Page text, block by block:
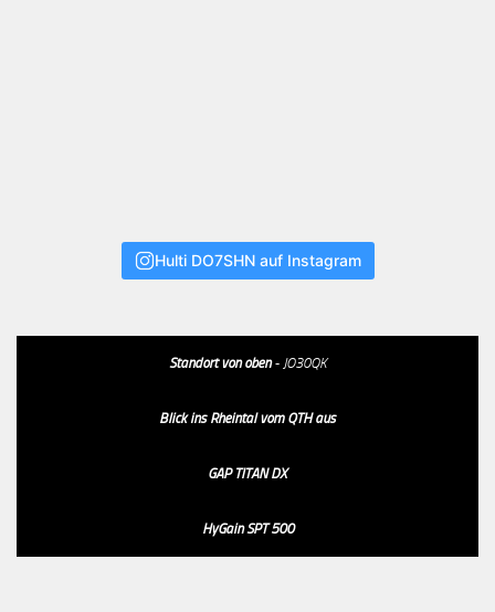
Hulti DO7SHN auf Instagram
Standort von oben- JO30QK
Blick ins Rheintal vom QTH aus
GAP TITAN DX
HyGain SPT 500